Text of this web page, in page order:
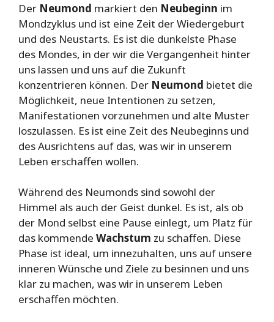
Der Neumond markiert den Neubeginn im
Mondzyklus und ist eine Zeit der Wiedergeburt
und des Neustarts. Es ist die dunkelste Phase
des Mondes, in der wir die Vergangenheit hinter
uns lassen und uns auf die Zukunft
konzentrieren können. Der Neumond bietet die
Möglichkeit, neue Intentionen zu setzen,
Manifestationen vorzunehmen und alte Muster
loszulassen. Es ist eine Zeit des Neubeginns und
des Ausrichtens auf das, was wir in unserem
Leben erschaffen wollen.
Während des Neumonds sind sowohl der
Himmel als auch der Geist dunkel. Es ist, als ob
der Mond selbst eine Pause einlegt, um Platz für
das kommende Wachstum zu schaffen. Diese
Phase ist ideal, um innezuhalten, uns auf unsere
inneren Wünsche und Ziele zu besinnen und uns
klar zu machen, was wir in unserem Leben
erschaffen möchten.